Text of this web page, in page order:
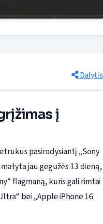
Dalytis
į
pasirodysiantį „Sony
jau gegužės 13 dieną,
flagmaną, kuris gali rimtai
bei „Apple iPhone 16